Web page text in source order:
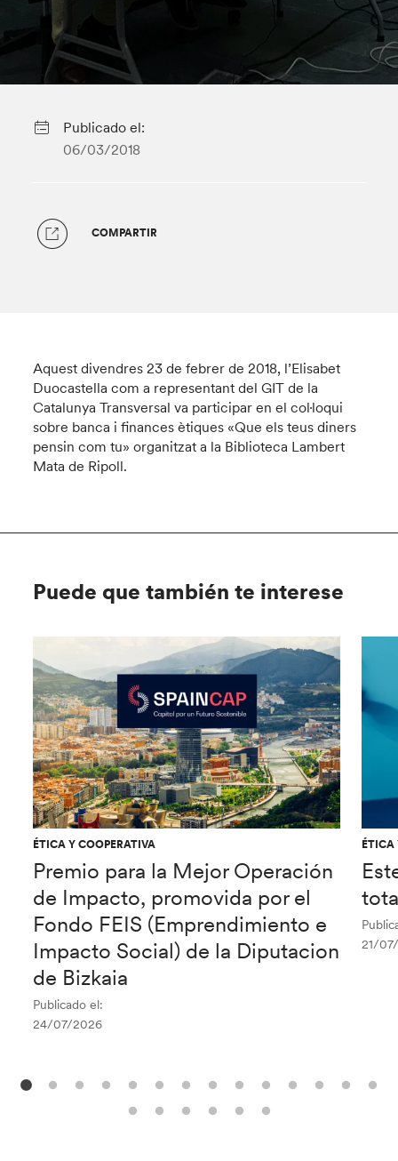
Publicado el:
06/03/2018
COMPARTIR
Aquest divendres 23 de febrer de 2018, l’Elisabet
Duocastella com a representant del GIT de la
Catalunya Transversal va participar en el col·loqui
sobre banca i finances ètiques «Que els teus diners
pensin com tu» organitzat a la Biblioteca Lambert
Mata de Ripoll.
Puede que también te interese
ÉTICA Y COOPERATIVA
Premio para la Mejor Operación
de Impacto, promovida por el
Fondo FEIS (Emprendimiento e
Impacto Social) de la Diputacion
de Bizkaia
Publicado el:
24/07/2026
ÉTICA
21/